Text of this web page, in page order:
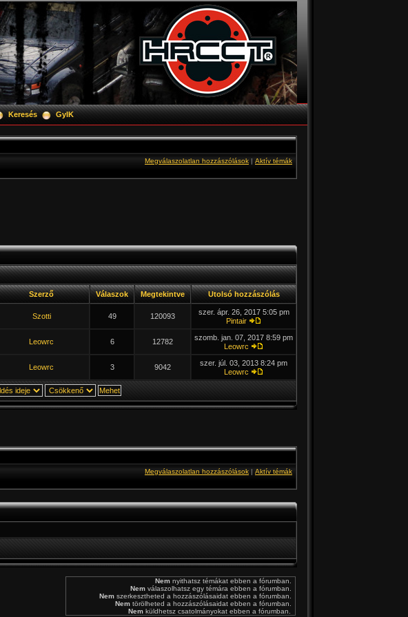
Keresés GyIK
Megválaszolatlan hozzászólások | Aktív témák
Szerző Válaszok Megtekintve Utolsó hozzászólás
Szotti 49 120093
szer. ápr. 26, 2017 5:05 pm
Pintair
Leowrc 6 12782
szomb. jan. 07, 2017 8:59 pm
Leowrc
Leowrc 3 9042
szer. júl. 03, 2013 8:24 pm
Leowrc
Megválaszolatlan hozzászólások | Aktív témák
Nem nyithatsz témákat ebben a fórumban.
Nem válaszolhatsz egy témára ebben a fórumban.
Nem szerkesztheted a hozzászólásaidat ebben a fórumban.
Nem törölheted a hozzászólásaidat ebben a fórumban.
Nem küldhetsz csatolmányokat ebben a fórumban.